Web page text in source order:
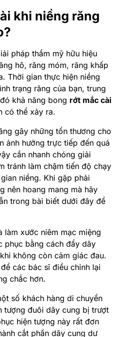
khi niềng răng
pháp thẩm mỹ hữu hiệu
hô, răng móm, răng khấp
Thời gian thực hiện niềng
trạng răng của bạn, trung
khả năng bong rớt mắc cài
có thể xảy ra.
gây những tổn thương cho
ảnh hưởng trực tiếp đến quá
cần nhanh chóng giải
tránh làm chậm tiến độ chạy
niềng. Khi gặp phải
nên hoang mang mà hãy
trong bài biết dưới đây để
làm xước niêm mạc miệng
phục bằng cách đẩy dây
không còn cảm giác đau.
các bác sĩ điều chỉnh lại
chắc hơn.
số khách hàng di chuyển
tượng đuôi dây cung bị trượt
hiện tượng này rất đơn
cắt phần dây cung dư